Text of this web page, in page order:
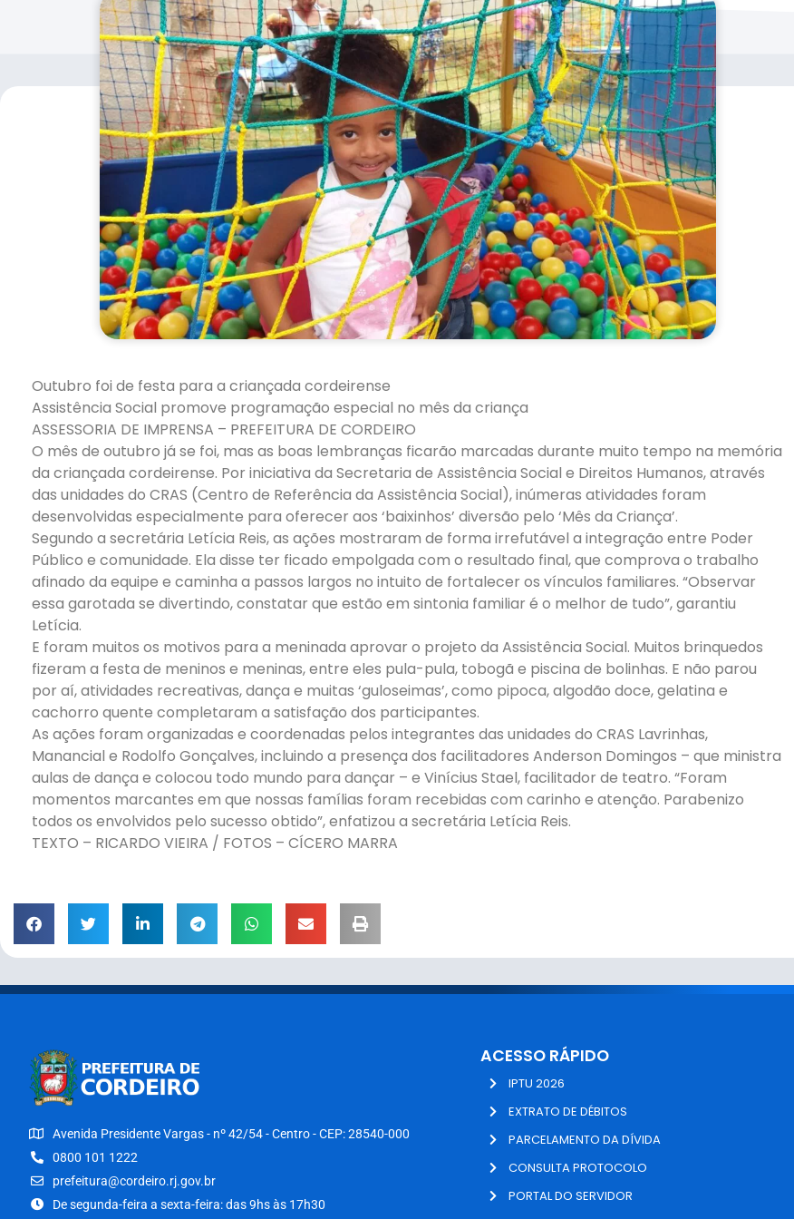
Outubro foi de festa para a criançada cordeirense
Assistência Social promove programação especial no mês da criança
ASSESSORIA DE IMPRENSA – PREFEITURA DE CORDEIRO
O mês de outubro já se foi, mas as boas lembranças ficarão marcadas durante muito tempo na memória
da criançada cordeirense. Por iniciativa da Secretaria de Assistência Social e Direitos Humanos, através
das unidades do CRAS (Centro de Referência da Assistência Social), inúmeras atividades foram
desenvolvidas especialmente para oferecer aos ‘baixinhos’ diversão pelo ‘Mês da Criança’.
Segundo a secretária Letícia Reis, as ações mostraram de forma irrefutável a integração entre Poder
Público e comunidade. Ela disse ter ficado empolgada com o resultado final, que comprova o trabalho
afinado da equipe e caminha a passos largos no intuito de fortalecer os vínculos familiares. “Observar
essa garotada se divertindo, constatar que estão em sintonia familiar é o melhor de tudo”, garantiu
Letícia.
E foram muitos os motivos para a meninada aprovar o projeto da Assistência Social. Muitos brinquedos
fizeram a festa de meninos e meninas, entre eles pula-pula, tobogã e piscina de bolinhas. E não parou
por aí, atividades recreativas, dança e muitas ‘guloseimas’, como pipoca, algodão doce, gelatina e
cachorro quente completaram a satisfação dos participantes.
As ações foram organizadas e coordenadas pelos integrantes das unidades do CRAS Lavrinhas,
Manancial e Rodolfo Gonçalves, incluindo a presença dos facilitadores Anderson Domingos – que ministra
aulas de dança e colocou todo mundo para dançar – e Vinícius Stael, facilitador de teatro. “Foram
momentos marcantes em que nossas famílias foram recebidas com carinho e atenção. Parabenizo
todos os envolvidos pelo sucesso obtido”, enfatizou a secretária Letícia Reis.
TEXTO – RICARDO VIEIRA / FOTOS – CÍCERO MARRA
Avenida Presidente Vargas - nº 42/54 - Centro - CEP: 28540-000
0800 101 1222
prefeitura@cordeiro.rj.gov.br
De segunda-feira a sexta-feira: das 9hs às 17h30
ACESSO RÁPIDO
IPTU 2026
EXTRATO DE DÉBITOS
PARCELAMENTO DA DÍVIDA
CONSULTA PROTOCOLO
PORTAL DO SERVIDOR